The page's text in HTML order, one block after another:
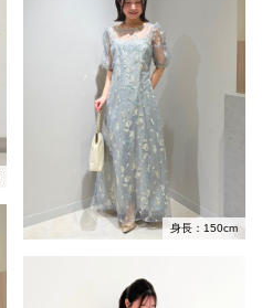
身長：150cm